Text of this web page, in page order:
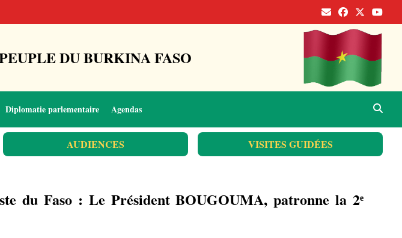
DU BURKINA FASO
Diplomatie parlementaire Agendas
AUDIENCES VISITES GUIDÉES
du Faso : Le Président BOUGOUMA, patronne la 2ᵉ